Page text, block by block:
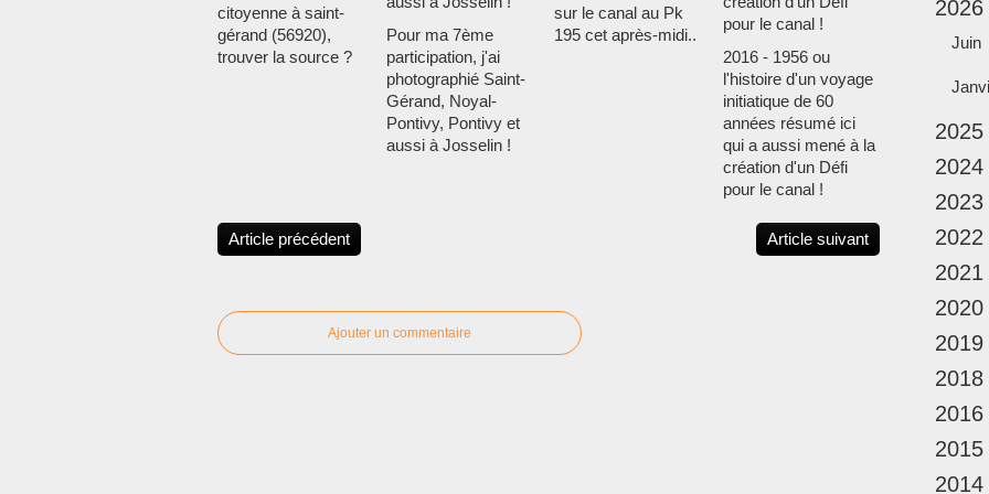
citoyenne à saint-
gérand (56920),
trouver la source ?
Pour ma 7ème
participation, j'ai
photographié Saint-
Gérand, Noyal-
Pontivy, Pontivy et
aussi à Josselin !
sur le canal au Pk
195 cet après-midi..
2016 - 1956 ou
l'histoire d'un voyage
initiatique de 60
années résumé ici
qui a aussi mené à la
création d'un Défi
pour le canal !
Article précédent Article suivant
Ajouter un commentaire
2026
Juin
2025
2024
2023
2022
2021
2020
2019
2018
2016
2015
2014